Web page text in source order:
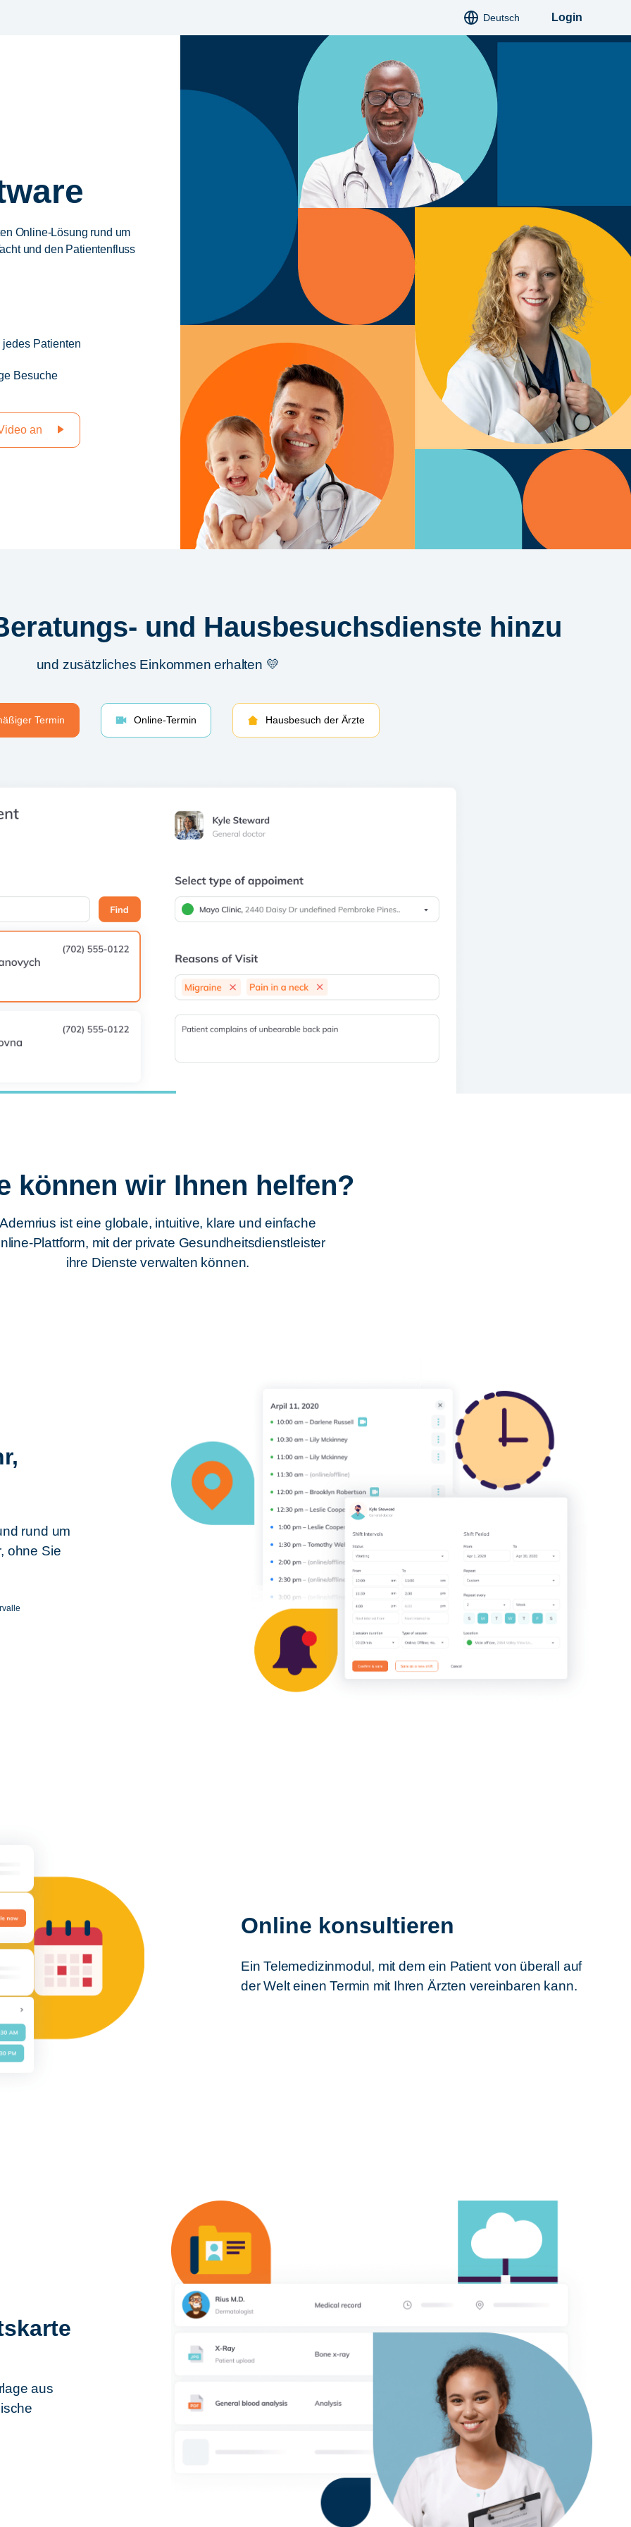
Deutsch
English
Italiano
Français
Español
Polski
Slovatsky
Hindi
Русский
Українська
Login
Online-Lösung rund um
und den Patientenfluss
Patienten
Besuche
an
und Hausbesuchsdienste hinzu
und zusätzliches Einkommen erhalten 💛
Termin Online-Termin Hausbesuch der Ärzte
können wir Ihnen helfen?
Ademrius ist eine globale, intuitive, klare und einfache
Plattform, mit der private Gesundheitsdienstleister
ihre Dienste verwalten können.
rund um
ohne Sie
Online konsultieren
Ein Telemedizinmodul, mit dem ein Patient von überall auf
der Welt einen Termin mit Ihren Ärzten vereinbaren kann.
aus